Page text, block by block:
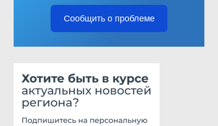
Сообщить о проблеме